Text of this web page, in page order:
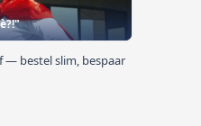
— bestel slim, bespaar